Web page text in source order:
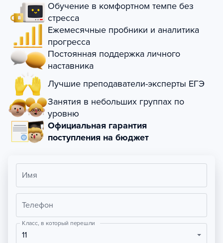
Обучение в комфортном темпе без
стресса
Ежемесячные пробники и аналитика
прогресса
Постоянная поддержка личного
наставника
Лучшие преподаватели-эксперты ЕГЭ
Занятия в небольших группах по
уровню
Официальная гарантия
поступления на бюджет
Имя
Телефон
Класс, в который перешли
11